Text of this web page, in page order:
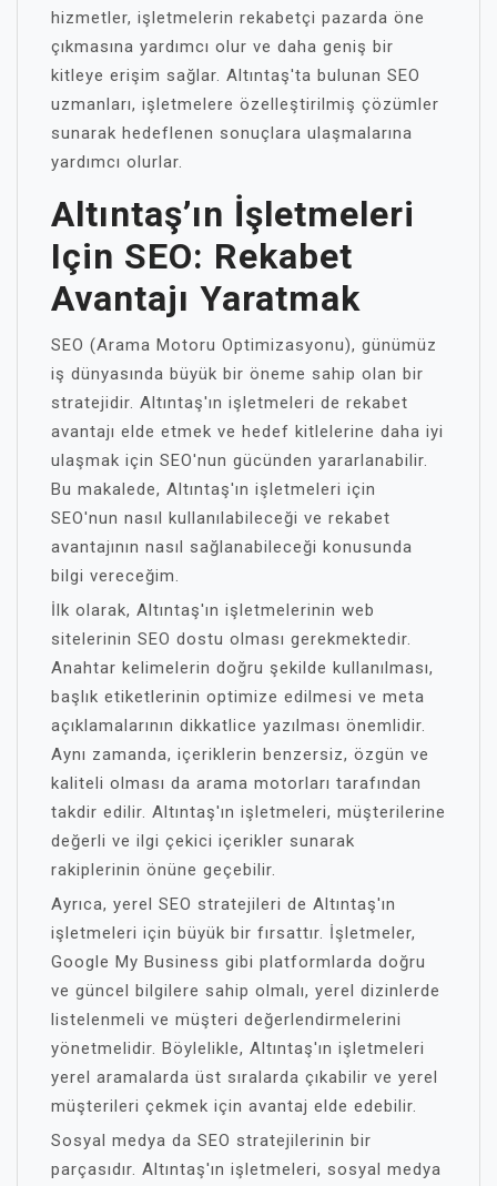
hizmetler, işletmelerin rekabetçi pazarda öne
çıkmasına yardımcı olur ve daha geniş bir
kitleye erişim sağlar. Altıntaş'ta bulunan SEO
uzmanları, işletmelere özelleştirilmiş çözümler
sunarak hedeflenen sonuçlara ulaşmalarına
yardımcı olurlar.
Altıntaş’ın İşletmeleri
Için SEO: Rekabet
Avantajı Yaratmak
SEO (Arama Motoru Optimizasyonu), günümüz
iş dünyasında büyük bir öneme sahip olan bir
stratejidir. Altıntaş'ın işletmeleri de rekabet
avantajı elde etmek ve hedef kitlelerine daha iyi
ulaşmak için SEO'nun gücünden yararlanabilir.
Bu makalede, Altıntaş'ın işletmeleri için
SEO'nun nasıl kullanılabileceği ve rekabet
avantajının nasıl sağlanabileceği konusunda
bilgi vereceğim.
İlk olarak, Altıntaş'ın işletmelerinin web
sitelerinin SEO dostu olması gerekmektedir.
Anahtar kelimelerin doğru şekilde kullanılması,
başlık etiketlerinin optimize edilmesi ve meta
açıklamalarının dikkatlice yazılması önemlidir.
Aynı zamanda, içeriklerin benzersiz, özgün ve
kaliteli olması da arama motorları tarafından
takdir edilir. Altıntaş'ın işletmeleri, müşterilerine
değerli ve ilgi çekici içerikler sunarak
rakiplerinin önüne geçebilir.
Ayrıca, yerel SEO stratejileri de Altıntaş'ın
işletmeleri için büyük bir fırsattır. İşletmeler,
Google My Business gibi platformlarda doğru
ve güncel bilgilere sahip olmalı, yerel dizinlerde
listelenmeli ve müşteri değerlendirmelerini
yönetmelidir. Böylelikle, Altıntaş'ın işletmeleri
yerel aramalarda üst sıralarda çıkabilir ve yerel
müşterileri çekmek için avantaj elde edebilir.
Sosyal medya da SEO stratejilerinin bir
parçasıdır. Altıntaş'ın işletmeleri, sosyal medya